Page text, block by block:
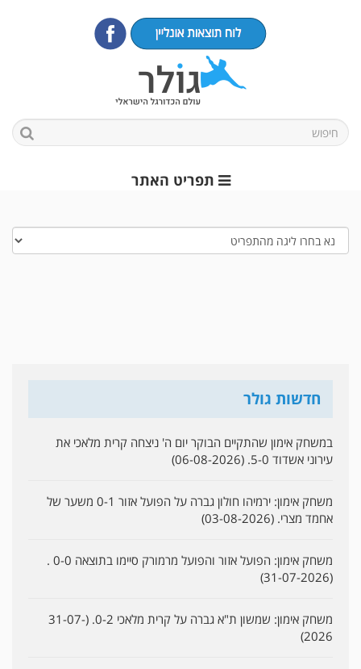
תפריט האתר
חדשות גולר
במשחק אימון שהתקיים הבוקר יום ה' ניצחה קרית מלאכי את
עירוני אשדוד 5-0. (06-08-2026)
משחק אימון: ירמיהו חולון גברה על הפועל אזור 0-1 משער של
אחמד מצרי. (03-08-2026)
משחק אימון: הפועל אזור והפועל מרמורק סיימו בתוצאה 0-0 .
(31-07-2026)
משחק אימון: שמשון ת"א גברה על קרית מלאכי 0-2. (31-07-
2026)